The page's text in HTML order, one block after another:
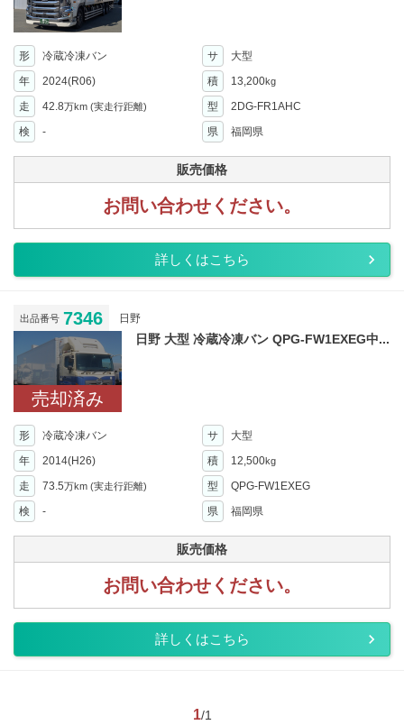
形 冷蔵冷凍バン サ
大型
年
2024(R06) 積 13,200kg
走 42.8万km (実走行距離) 型
2DG-FR1AHC
検
- 県 福岡県
販売価格
お問い合わせください。
詳しくはこちら
出品番号 7346 日野
売却済み
日野 大型 冷蔵冷凍バン QPG-FW1EXEG中...
形 冷蔵冷凍バン サ
大型
年
2014(H26) 積 12,500kg
走 73.5万km (実走行距離) 型
QPG-FW1EXEG
検
- 県 福岡県
販売価格
お問い合わせください。
詳しくはこちら
1/1